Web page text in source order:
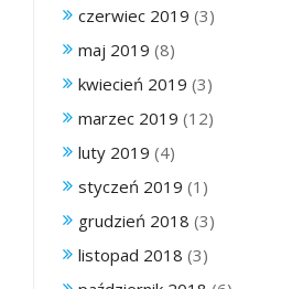
czerwiec 2019 (3)
maj 2019 (8)
kwiecień 2019 (3)
marzec 2019 (12)
luty 2019 (4)
styczeń 2019 (1)
grudzień 2018 (3)
listopad 2018 (3)